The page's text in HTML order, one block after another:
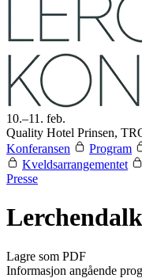
10.–11. feb.
Quality Hotel Prinsen,
Konferansen
Program
Kveldsarrangementet
Presse
Lagre som PDF
Informasjon angående